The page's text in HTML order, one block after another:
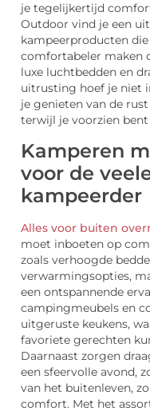
je tegelijkertijd
Outdoor vind je een
kampeerproducten
comfortabeler maken
luxe luchtbedden en
uitrusting hoef je niet
je genieten van de
terwijl je voorzien
Kamperen
voor de
kampeerder
Alles voor buiten
moet inboeten op
zoals verhoogde
verwarmingsopties,
een ontspannende
campingmeubels en
uitgeruste keukens,
favoriete gerechten
Daarnaast zorgen
een sfeervolle avond,
van het buitenleven,
comfort. Met het